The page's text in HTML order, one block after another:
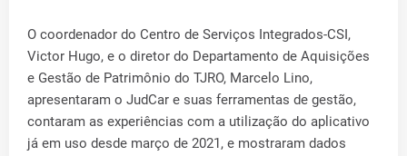
O coordenador do Centro de Serviços Integrados-CSI,
Victor Hugo, e o diretor do Departamento de Aquisições
e Gestão de Patrimônio do TJRO, Marcelo Lino,
apresentaram o JudCar e suas ferramentas de gestão,
contaram as experiências com a utilização do aplicativo
já em uso desde março de 2021, e mostraram dados